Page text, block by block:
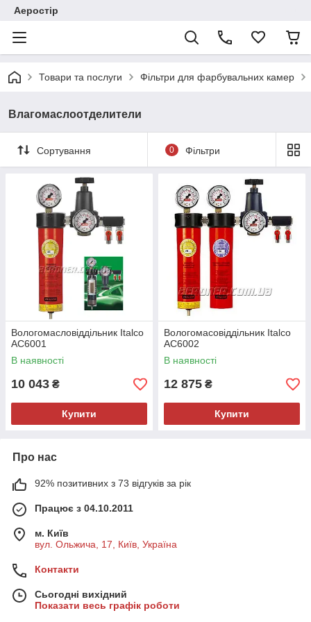
Аеростір
Товари та послуги Фільтри для фарбувальних камер
Влагомаслоотделители
Сортування 0 Фільтри
Вологомасловіддільник Italco
AC6001
В наявності
10 043 ₴
Купити
Вологомасовіддільник Italco
AC6002
В наявності
12 875 ₴
Купити
Про нас
92% позитивних з 73 відгуків за рік
Працює з 04.10.2011
м. Київ
вул. Ольжича, 17, Київ, Україна
Контакти
Сьогодні вихідний
Показати весь графік роботи